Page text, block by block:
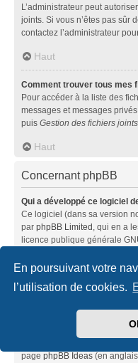
En poursuivant votre
l’utilisation de cookies.
L’administrateur peut
joints. Si vous n’êtes pas sûr
contactez l’administrateur
Haut
Comment trouver tous mes
Pour accéder à la liste des
messages et messages
puis Gestion des fichiers joints
Haut
Concernant phpBB
Qui a développé ce logiciel
Ce logiciel (dans sa version
par phpBB Limited, qui en a
licence publique générale
À propos de phpBB» (en
Haut
Ce logiciel a été développé
vous pensez qu’une
page phpBB Ideas (en